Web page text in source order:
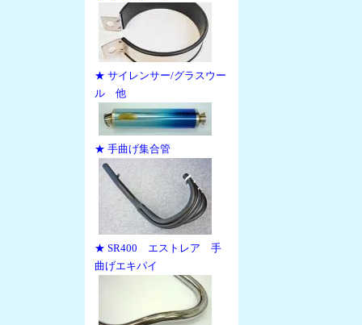
★ サイレンサー/グラスウー
ル 他
★ 手曲げ集合管
★ SR400 エストレア 手
曲げエキパイ